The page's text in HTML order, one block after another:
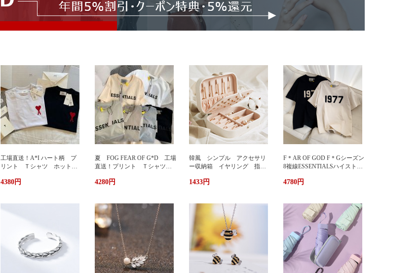
工場直送！A*I ハート柄 プ
リント Ｔシャツ ホットプ
ニセックス おしゃれ スト
4380円
夏 FOG FEAR OF G*D 工場
直送！プリント Ｔシャツ
兼用 ユニセックス おしゃ
4280円
韓風 シンプル アクセサリ
ー収納箱 イヤリング 指
ックス ジュエリーケース ジ
い 小物入れ イアリン
グ ピアス 首飾り アクセ
サリー ケース
1433円
F＊AR OF GOD F＊Gシーズン
8複線ESSENTIALSハイストリ
ツカップル半袖
4780円